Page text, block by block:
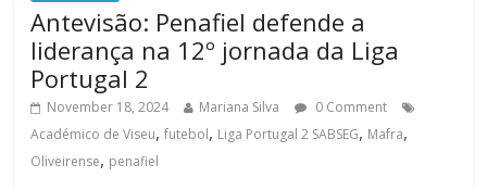
Antevisão: Penafiel defende a
liderança na 12º jornada da Liga
Portugal 2
November 18, 2024 Mariana Silva
0 Comment
Académico de Viseu,futebol, Liga Portugal 2 SABSEG, Mafra,
Oliveirense, penafiel